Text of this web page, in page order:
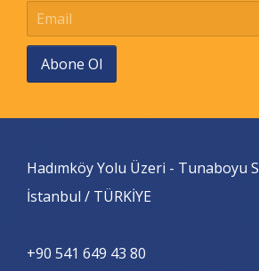
Abone Ol
Hadımköy Yolu Üzeri - Tunaboyu
İstanbul / TÜRKİYE
+90 541 649 43 80